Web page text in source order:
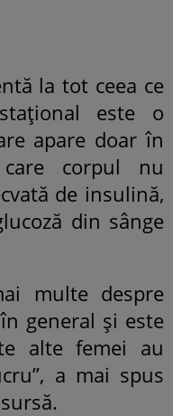
la tot ceea ce
este o
apare doar în
corpul nu
de insulină,
din sânge
multe despre
general și este
alte femei au
a mai spus